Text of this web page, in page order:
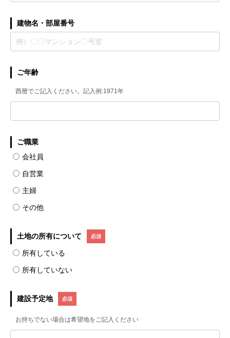
建物名・部屋番号
ご年齢
西暦でご記入ください。記入例:1971年
ご職業
会社員
自営業
主婦
その他
土地の所有について
所有している
所有していない
建設予定地
お持ちでない場合は希望地をご記入ください